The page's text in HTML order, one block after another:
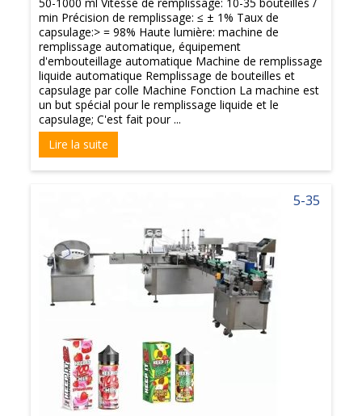
min Précision de remplissage: ≤ ± 1% Taux de
capsulage:> = 98% Haute lumière: machine de
remplissage automatique, équipement
d'embouteillage automatique Machine de remplissage
liquide automatique Remplissage de bouteilles et
capsulage par colle Machine Fonction La machine est
un but spécial pour le remplissage liquide et le
capsulage; C'est fait pour ...
Lire la suite
5-35